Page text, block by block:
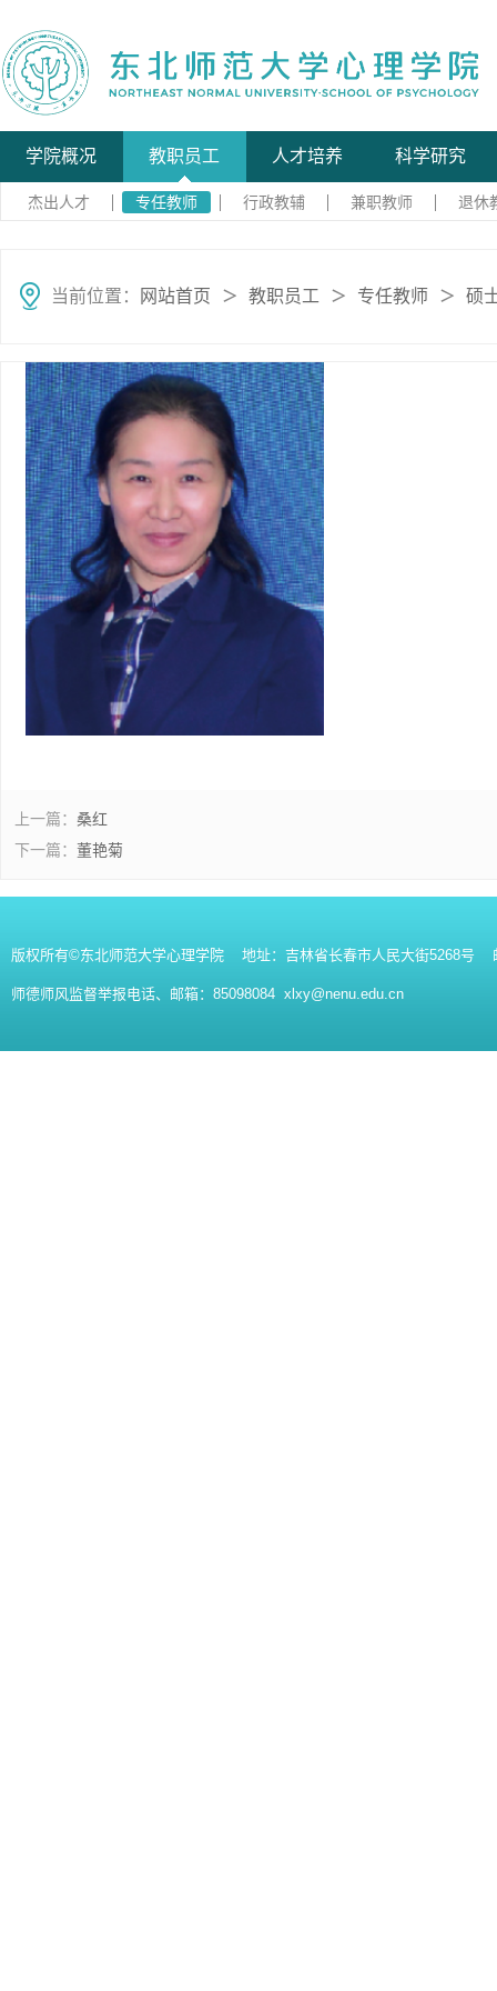
学院概况 教职员工 人才培养 科学研究
杰出人才 专任教师 行政教辅 兼职教师 退休
当前位置： 网站首页 ＞ 教职员工 ＞ 专任教师 ＞ 硕
上一篇： 桑红
下一篇： 董艳菊
版权所有©东北师范大学心理学院 地址：吉林省长春市人民大街5268号
师德师风监督举报电话、邮箱：85098084 xlxy@nenu.edu.cn